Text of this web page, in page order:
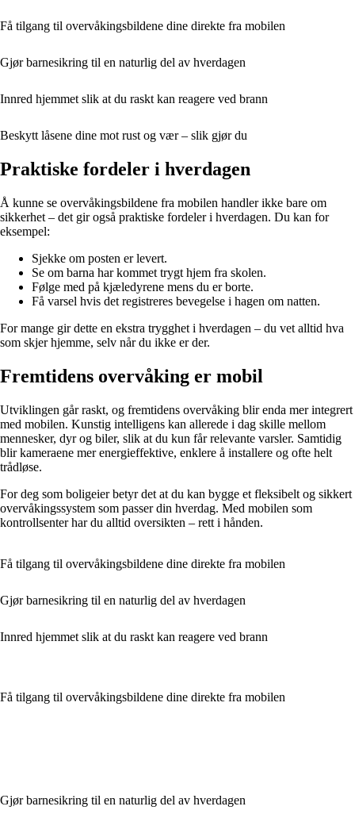
Få tilgang til overvåkingsbildene dine direkte fra mobilen
Gjør barnesikring til en naturlig del av hverdagen
Innred hjemmet slik at du raskt kan reagere ved brann
Beskytt låsene dine mot rust og vær – slik gjør du
Praktiske fordeler i hverdagen
Å kunne se overvåkingsbildene fra mobilen handler ikke bare om
sikkerhet – det gir også praktiske fordeler i hverdagen. Du kan for
eksempel:
Sjekke om posten er levert.
Se om barna har kommet trygt hjem fra skolen.
Følge med på kjæledyrene mens du er borte.
Få varsel hvis det registreres bevegelse i hagen om natten.
For mange gir dette en ekstra trygghet i hverdagen – du vet alltid hva
som skjer hjemme, selv når du ikke er der.
Fremtidens overvåking er mobil
Utviklingen går raskt, og fremtidens overvåking blir enda mer integrert
med mobilen. Kunstig intelligens kan allerede i dag skille mellom
mennesker, dyr og biler, slik at du kun får relevante varsler. Samtidig
blir kameraene mer energieffektive, enklere å installere og ofte helt
trådløse.
For deg som boligeier betyr det at du kan bygge et fleksibelt og sikkert
overvåkingssystem som passer din hverdag. Med mobilen som
kontrollsenter har du alltid oversikten – rett i hånden.
Få tilgang til overvåkingsbildene dine direkte fra mobilen
Gjør barnesikring til en naturlig del av hverdagen
Innred hjemmet slik at du raskt kan reagere ved brann
Få tilgang til overvåkingsbildene dine direkte fra mobilen
Gjør barnesikring til en naturlig del av hverdagen